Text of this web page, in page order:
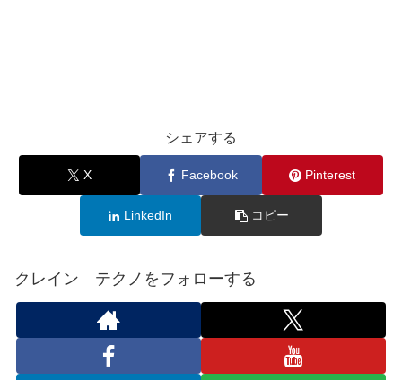
シェアする
X Facebook Pinterest
LinkedIn コピー
クレイン テクノをフォローする